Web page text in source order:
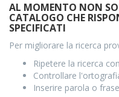
AL MOMENTO NON
CATALOGO CHE
SPECIFICATI
Per migliorare la ricerca
Ripetere la ricerca
Controllare
Inserire parola o